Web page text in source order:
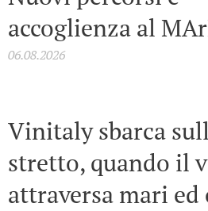
accoglienza al
06.08.2026
Vinitaly sbarca
stretto, quando il
attraversa mari ed